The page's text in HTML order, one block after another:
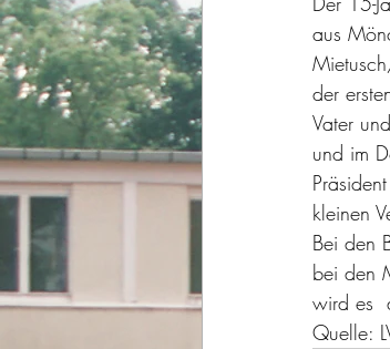
aus
der
Vater
und im
kleinen
Bei den
bei den
wird es
Quelle: